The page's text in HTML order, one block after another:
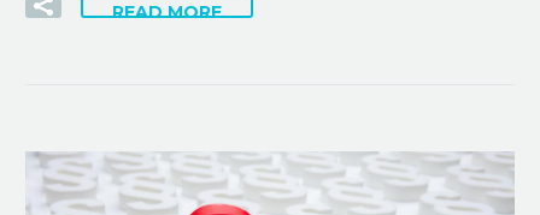
READ MORE